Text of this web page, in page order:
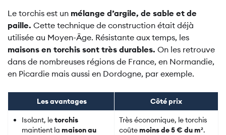
Le torchis est un mélange d’argile, de sable et de
paille. Cette technique de construction était déjà
utilisée au Moyen-Âge. Résistante aux temps, les
maisons en torchis sont très durables. On les retrouve
dans de nombreuses régions de France, en Normandie,
en Picardie mais aussi en Dordogne, par exemple.
Les avantages Côté prix
Isolant, letorchis
maintient la maison au
Très économique, le torchis
coûtemoins de 5 € du m².